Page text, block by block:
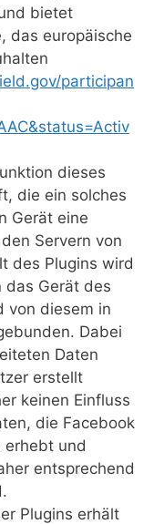
bietet
das europäische
participan
dieses
die ein solches
Gerät eine
Servern von
des Plugins wird
das Gerät des
von diesem in
Dabei
Daten
erstellt
keinen Einfluss
die Facebook
erhebt und
entsprechend
Plugins erhält